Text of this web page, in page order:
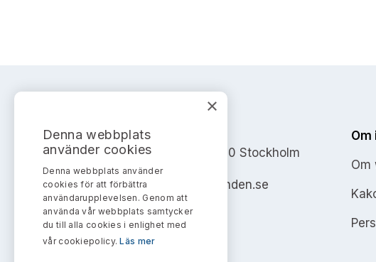
Address: Box 7354, 103 90 Stockholm
info@aktiemarknadsnamnden.se
Om
Om
×
Denna webbplats
använder cookies
Denna webbplats använder
cookies för att förbättra
användarupplevelsen. Genom att
använda vår webbplats samtycker
du till alla cookies i enlighet med
vår cookiepolicy.Läs mer